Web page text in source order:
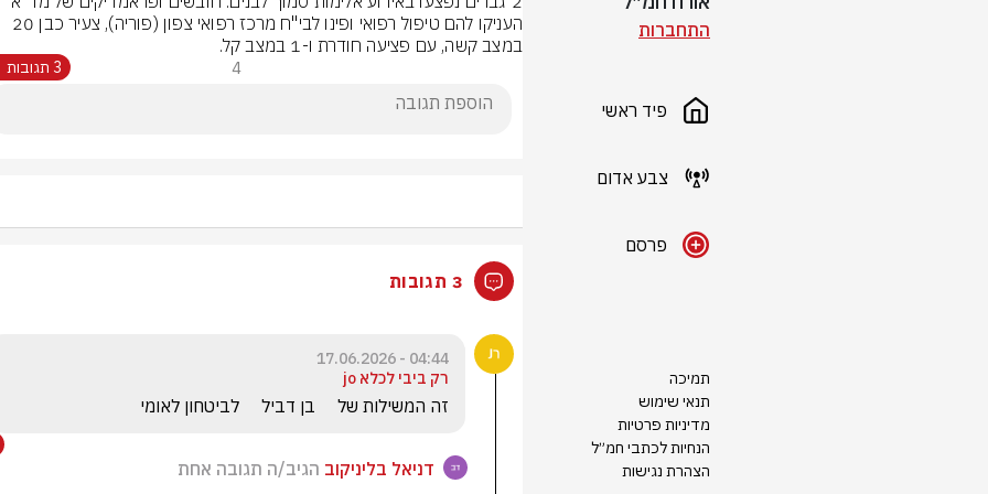
התחברות
פיד ראשי
צבע אדום
פרסם
תמיכה
תנאי שימוש
מדיניות פרטיות
הנחיות לכתבי חמ״ל
הצהרת נגישות
במצב קשה, עם פציעה חודרת ו-1 במצב קל.
4 3 תגובות
3 תגובות
04:44 - 17.06.2026
רק ביבי לכלא jo
זה המשילות של     בן דביל     לביטחון לאומי
דניאל בליניקוב הגיב/ה תגובה אחת